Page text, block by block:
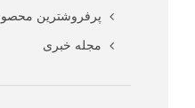
پرفروشترین
مجله خبری